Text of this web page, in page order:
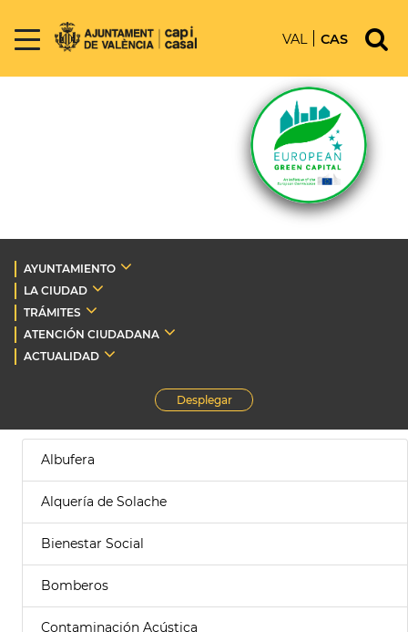
VAL CAS
AYUNTAMIENTO
LA CIUDAD
TRÁMITES
ATENCIÓN CIUDADANA
ACTUALIDAD
Desplegar
Albufera
Alquería de Solache
Bienestar Social
Bomberos
Contaminación Acústica